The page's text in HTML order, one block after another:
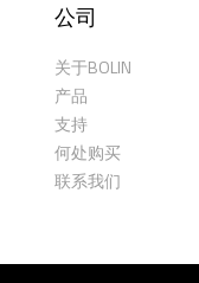
公司
关于BOLIN
产品
支持
何处购买
联系我们